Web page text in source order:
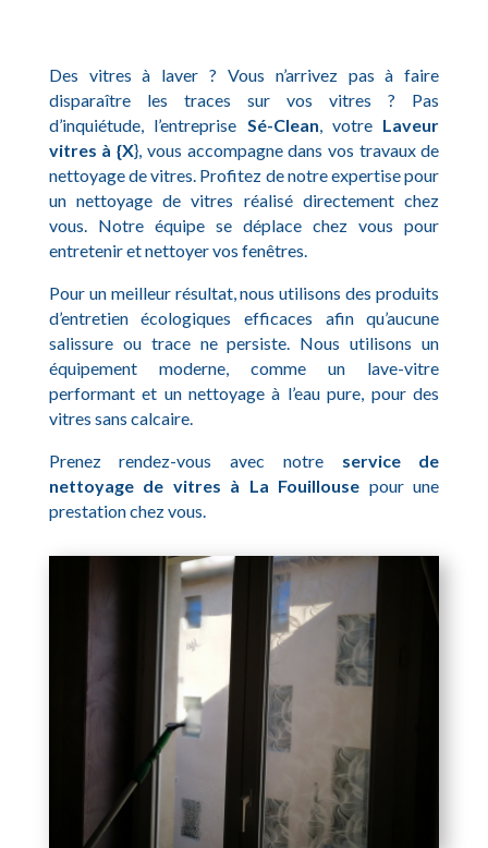
Des vitres à laver ? Vous n’arrivez pas à faire
disparaître les traces sur vos vitres ? Pas
d’inquiétude, l’entreprise Sé-Clean, votre Laveur
vitres à {X}, vous accompagne dans vos travaux de
nettoyage de vitres. Profitez de notre expertise pour
un nettoyage de vitres réalisé directement chez
vous. Notre équipe se déplace chez vous pour
entretenir et nettoyer vos fenêtres.
Pour un meilleur résultat, nous utilisons des produits
d’entretien écologiques efficaces afin qu’aucune
salissure ou trace ne persiste. Nous utilisons un
équipement moderne, comme un lave-vitre
performant et un nettoyage à l’eau pure, pour des
vitres sans calcaire.
Prenez rendez-vous avec notre service de
nettoyage de vitres à La Fouillouse pour une
prestation chez vous.